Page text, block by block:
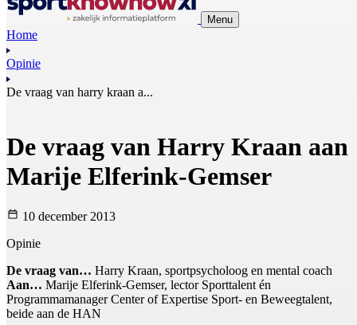
Menu
Home
Opinie
De vraag van harry kraan a...
De vraag van Harry Kraan aan
Marije Elferink-Gemser
10 december 2013
Opinie
De vraag van… Harry Kraan, sportpsycholoog en mental coach
Aan… Marije Elferink-Gemser, lector Sporttalent én
Programmamanager Center of Expertise Sport- en Beweegtalent,
beide aan de HAN